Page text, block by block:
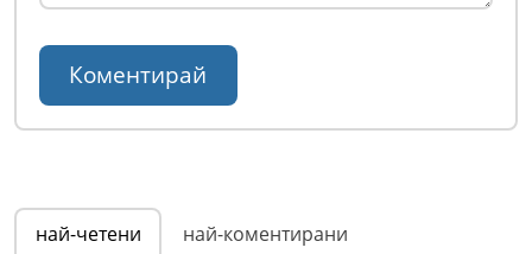
най-четени най-коментирани